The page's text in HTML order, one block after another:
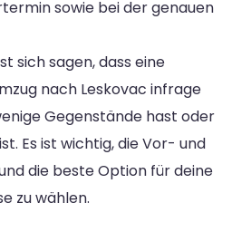
sowie bei der genauen
sich sagen, dass eine
nach Leskovac infrage
Gegenstände hast oder
Es ist wichtig, die Vor- und
die beste Option für deine
zu wählen.